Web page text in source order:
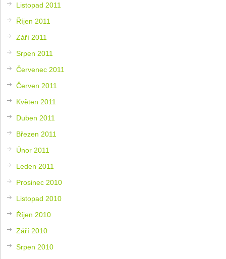
Listopad 2011
Říjen 2011
Září 2011
Srpen 2011
Červenec 2011
Červen 2011
Květen 2011
Duben 2011
Březen 2011
Únor 2011
Leden 2011
Prosinec 2010
Listopad 2010
Říjen 2010
Září 2010
Srpen 2010